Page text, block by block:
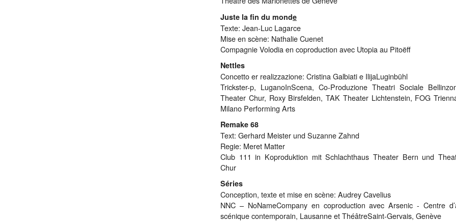
Juste la fin du monde
Texte: Jean-Luc Lagarce
Mise en scène: Nathalie Cuenet
Compagnie Volodia en coproduction avec Utopia au Pitoëff
Nettles
Concetto er realizzazione: Cristina Galbiati e IlijaLuginbühl
Trickster-p, LuganoInScena, Co-Produzione Theatri Sociale
Theater Chur, Roxy Birsfelden, TAK Theater Lichtenstein, FOG
Milano Performing Arts
Remake 68
Text: Gerhard Meister und Suzanne Zahnd
Regie: Meret Matter
Club 111 in Koproduktion mit Schlachthaus Theater Bern und
Chur
Séries
Conception, texte et mise en scène: Audrey Cavelius
NNC – NoNameCompany en coproduction avec Arsenic - Centre
scénique contemporain, Lausanne et ThéâtreSaint-Gervais, Genève